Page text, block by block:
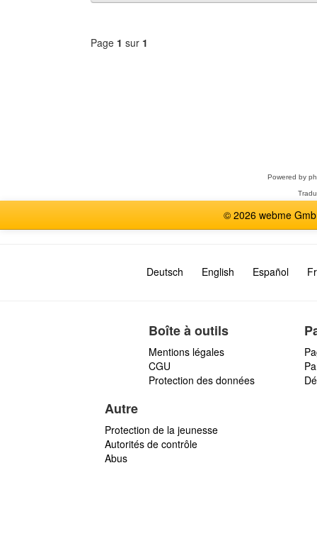
Page 1 sur 1
Powered by
© 2026 webme
Deutsch English Español
Boîte à outils
Mentions légales
CGU
Protection des données
Autre
Protection de la jeunesse
Autorités de contrôle
Abus